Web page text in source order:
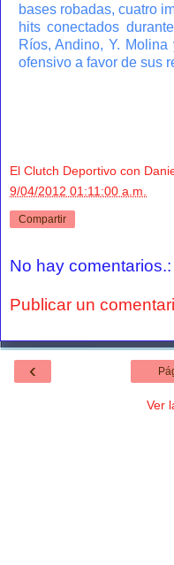
bases robadas, cuatro
hits conectados
Ríos, Andino, Y.
ofensivo a favor de sus
El Clutch Deportivo con
9/04/2012 01:11:00 a.m.
Compartir
No hay comentarios.:
Publicar un
‹
Ver